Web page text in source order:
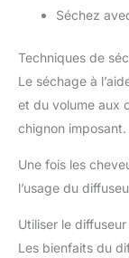
Séchez
Techniques de
Le séchage à
et du volume aux
chignon imposant.
Une fois les
l’usage du
Utiliser le
Les bienfaits du